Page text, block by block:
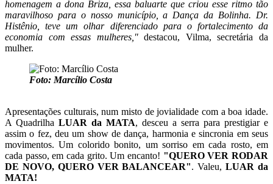
homenagem a dona Briza, essa baluarte que criou esse ritmo tão
maravilhoso para o nosso município, a Dança da Bolinha. Dr.
Histênio, teve um olhar diferenciado para o fortalecimento da
economia com essas mulheres,"destacou, Vilma, secretária da
mulher.
Foto: Marcílio Costa
Apresentações culturais, num misto de jovialidade com a boa idade.
A Quadrilha LUAR da MATA, desceu a serra para prestigiar e
assim o fez, deu um show de dança, harmonia e sincronia em seus
movimentos. Um colorido bonito, um sorriso em cada rosto, em
cada passo, em cada grito. Um encanto! "QUERO VER RODAR
DE NOVO, QUERO VER BALANCEAR". Valeu,LUAR da
MATA!